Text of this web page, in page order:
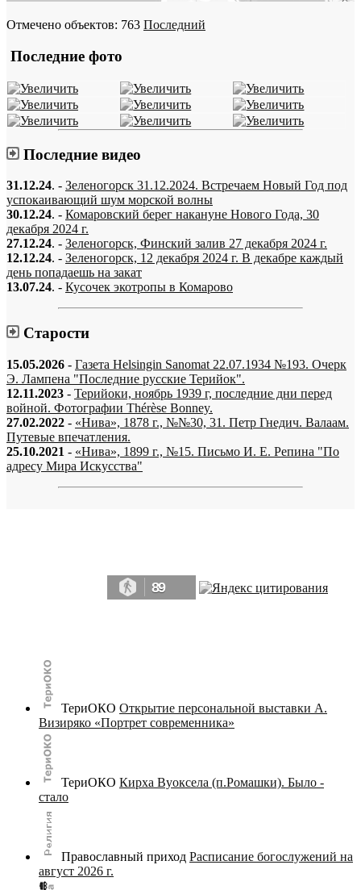
Отмечено объектов: 763 Последний
Последние фото
Последние видео
31.12.24. - Зеленогорск 31.12.2024. Встречаем Новый Год под
успокаивающий шум морской волны
30.12.24. - Комаровский берег накануне Нового Года, 30
декабря 2024 г.
27.12.24. - Зеленогорск, Финский залив 27 декабря 2024 г.
12.12.24. - Зеленогорск, 12 декабря 2024 г. В декабре каждый
день попадаешь на закат
13.07.24. - Кусочек экотропы в Комарово
Старости
15.05.2026 - Газета Helsingin Sanomat 22.07.1934 №193. Очерк
Э. Лампена "Последние русские Терийок".
12.11.2023 - Терийоки, ноябрь 1939 г, последние дни перед
войной. Фотографии Thérèse Bonney.
27.02.2022 - «Нива», 1878 г., №№30, 31. Петр Гнедич. Валаам.
Путевые впечатления.
25.10.2021 - «Нива», 1899 г., №15. Письмо И. Е. Репина "По
адресу Мира Искусства"
89
ТериОКО Открытие персональной выставки А.
Визиряко «Портрет современника»
ТериОКО Кирха Вуоксела (п.Ромашки). Было -
стало
Православный приход Расписание богослужений на
август 2026 г.